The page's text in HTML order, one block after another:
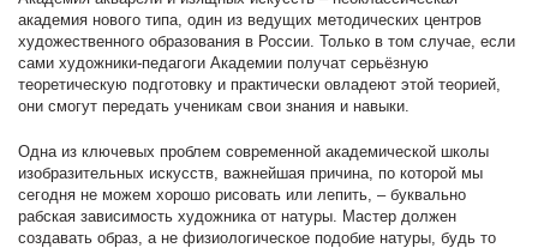
академия нового типа, один из ведущих методических центров
художественного образования в России. Только в том случае, если
сами художники-педагоги Академии получат серьёзную
теоретическую подготовку и практически овладеют этой теорией,
они смогут передать ученикам свои знания и навыки.
Одна из ключевых проблем современной академической школы
изобразительных искусств, важнейшая причина, по которой мы
сегодня не можем хорошо рисовать или лепить, – буквально
рабская зависимость художника от натуры. Мастер должен
создавать образ, а не физиологическое подобие натуры, будь то